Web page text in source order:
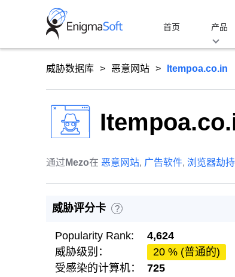
首页 产品
威胁数据库 恶意网站 Itempoa.co.in
通过 Mezo在 恶意网站, 广告软件, 浏览器劫
威胁评分卡 ?
Popularity Rank:
4,624
威胁级别：
20 % (普通的)
受感染的计算机：
725